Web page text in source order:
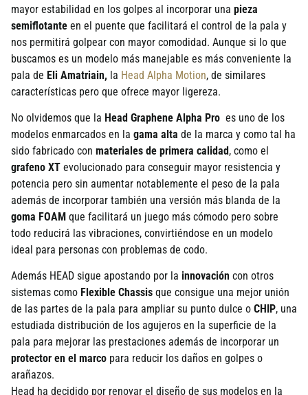
mayor estabilidad en los golpes al incorporar una pieza
semiflotante en el puente que facilitará el control de la pala y
nos permitirá golpear con mayor comodidad. Aunque si lo que
buscamos es un modelo más manejable es más conveniente la
pala de Eli Amatriain, la Head Alpha Motion, de similares
características pero que ofrece mayor ligereza.
No olvidemos que la Head Graphene Alpha Pro es uno de los
modelos enmarcados en la gama alta de la marca y como tal ha
sido fabricado con materiales de primera calidad, como el
grafeno XT evolucionado para conseguir mayor resistencia y
potencia pero sin aumentar notablemente el peso de la pala
además de incorporar también una versión más blanda de la
goma FOAM que facilitará un juego más cómodo pero sobre
todo reducirá las vibraciones, convirtiéndose en un modelo
ideal para personas con problemas de codo.
Además HEAD sigue apostando por la innovación con otros
sistemas como Flexible Chassis que consigue una mejor unión
de las partes de la pala para ampliar su punto dulce o CHIP, una
estudiada distribución de los agujeros en la superficie de la
pala para mejorar las prestaciones además de incorporar un
protector en el marco para reducir los daños en golpes o
arañazos.
Head ha decidido por renovar el diseño de sus modelos en la